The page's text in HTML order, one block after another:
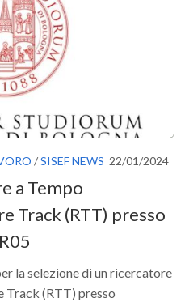
SISEF
/SISEF NEWS 22/01/2024
a Tempo
Track (RTT) presso
la selezione di un ricercatore
Track (RTT) presso